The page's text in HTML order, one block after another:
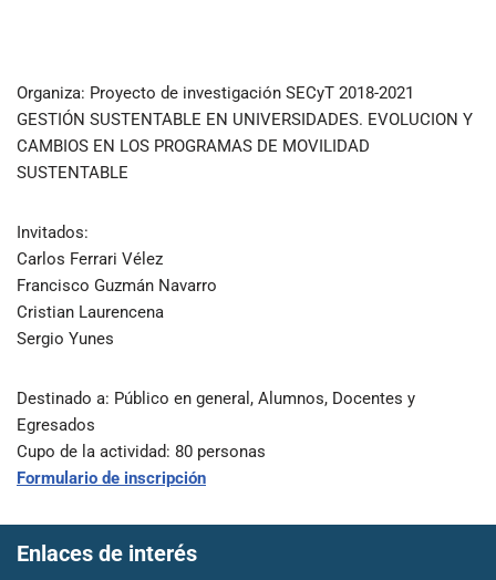
Organiza: Proyecto de investigación SECyT 2018-2021
GESTIÓN SUSTENTABLE EN UNIVERSIDADES. EVOLUCION Y
CAMBIOS EN LOS PROGRAMAS DE MOVILIDAD
SUSTENTABLE
Invitados:
Carlos Ferrari Vélez
Francisco Guzmán Navarro
Cristian Laurencena
Sergio Yunes
Destinado a: Público en general, Alumnos, Docentes y
Egresados
Cupo de la actividad: 80 personas
Formulario de inscripción
Enlaces de interés